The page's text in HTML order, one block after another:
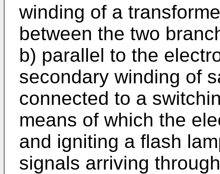
winding of a
between the two
b) parallel to the
secondary winding of
connected to a
means of which the
and igniting a flash
signals arriving